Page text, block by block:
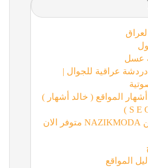
عسل
عراقية للجوال |
المواقع ( خالد أشهار )
للنازكة عنوان من NAZIKMODA متوفر الان
المواقع